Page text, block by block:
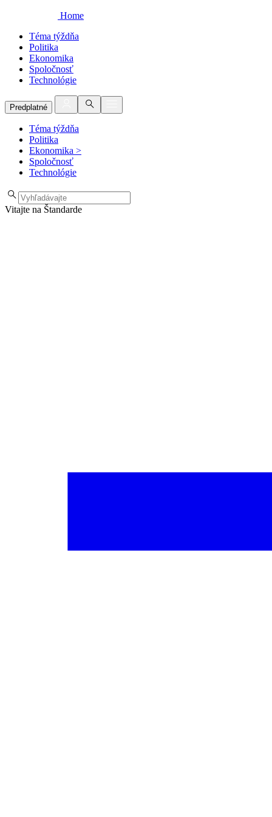
Home
Téma týždňa
Politika
Ekonomika
Spoločnosť
Technológie
Predplatné
Téma týždňa
Politika
Ekonomika >
Spoločnosť
Technológie
Vitajte na Štandarde